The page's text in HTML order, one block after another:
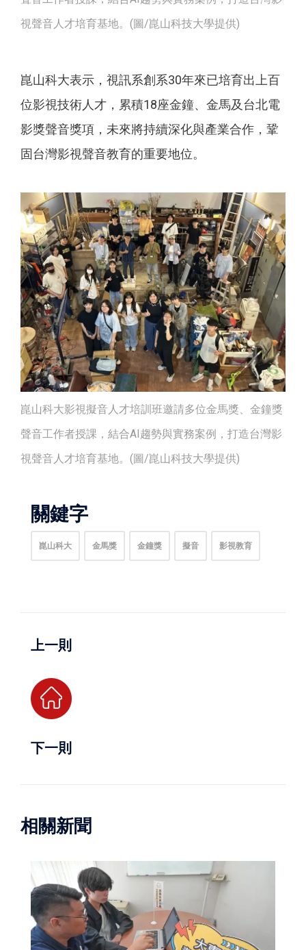
視聲音人才培育基地。(圖/崑山科技大學提供)
崑山科大表示，視訊系創系30年來已培育出上百
位影視技術人才，累積18座金鐘、金馬及台北電
影獎聲音獎項，未來將持續深化與產業合作，鞏
固台灣影視聲音教育的重要地位。
崑山科大影視擬音人才培訓班邀請多位金馬獎、金鐘獎
聲音工作者授課，結合AI趨勢與實務案例，打造台灣影
視聲音人才培育基地。(圖/崑山科技大學提供)
關鍵字
崑山科大 金馬獎 金鐘獎 擬音 影視教育
上一則
下一則
相關新聞